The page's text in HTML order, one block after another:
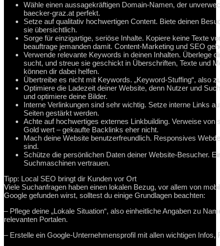
Wähle einen aussagekräftigen Domain-Namen, der
baecker-graz.at perfekt.
Setze auf qualitativ hochwertigen Content. Biete deinen
sie übersichtlich.
Sorge für einzigartige, seriöse Inhalte. Kopiere keine Texte
beauftrage jemanden damit. Content-Marketing und SEO
Verwende relevante Keywords in deinen Inhalten. Überlege
sucht, und streue sie geschickt in Überschriften, Texte und
können dir dabei helfen.
Übertreibe es nicht mit Keywords. „Keyword-Stuffing“, also
Optimiere die Ladezeit deiner Website, denn Nutzer und
und optimiere deine Bilder.
Interne Verlinkungen sind sehr wichtig. Setze interne Links
Seiten gestärkt werden.
Achte auf hochwertiges externes Linkbuilding. Verweise
Gold wert – gekaufte Backlinks eher nicht.
Mach deine Website benutzerfreundlich. Responsives
sind.
Schütze die persönlichen Daten deiner Website-Besucher.
Suchmaschinen vertrauen.
Tipp: Local SEO bringt dir Kunden vor Ort
Viele Suchanfragen haben einen lokalen Bezug, vor allem von
Google gefunden wirst, solltest du einige Grundlagen beachten:
– Pflege deine „Lokale Situation“, also einheitliche Angaben zu
relevanten Portalen.
– Erstelle ein Google-Unternehmensprofil mit allen wichtigen